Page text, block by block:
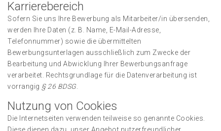
Karrierebereich
Sofern Sie uns Ihre Bewerbung als Mitarbeiter/in übersenden,
werden Ihre Daten (z. B. Name, E-Mail-Adresse,
Telefonnummer) sowie die übermittelten
Bewerbungsunterlagen ausschließlich zum Zwecke der
Bearbeitung und Abwicklung Ihrer Bewerbungsanfrage
verarbeitet. Rechtsgrundlage für die Datenverarbeitung ist
vorrangig § 26 BDSG.
Nutzung von Cookies
Die Internetseiten verwenden teilweise so genannte Cookies.